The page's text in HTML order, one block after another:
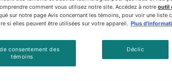
comment vous utilisez notre site. Accédez à notre outil
sur notre page Avis concernant les témoins, pour voir une liste
si elles peuvent être utilisées sur votre appareil. Plus
Déclic
consentement des
témoins